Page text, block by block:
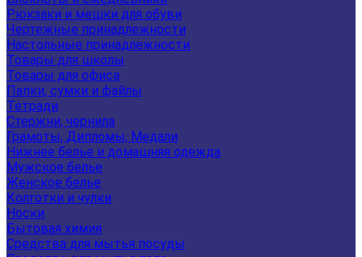
Рюкзаки и мешки для обуви
Чертежные принадлежности
Настольные принадлежности
Товары для школы
Товары для офиса
Папки, сумки и файлы
Тетради
Стержни, чернила
Грамоты, Дипломы, Медали
Нижнее белье и домашняя одежда
Мужское белье
Женское белье
Колготки и чулки
Носки
Бытовая химия
Средства для мытья посуды